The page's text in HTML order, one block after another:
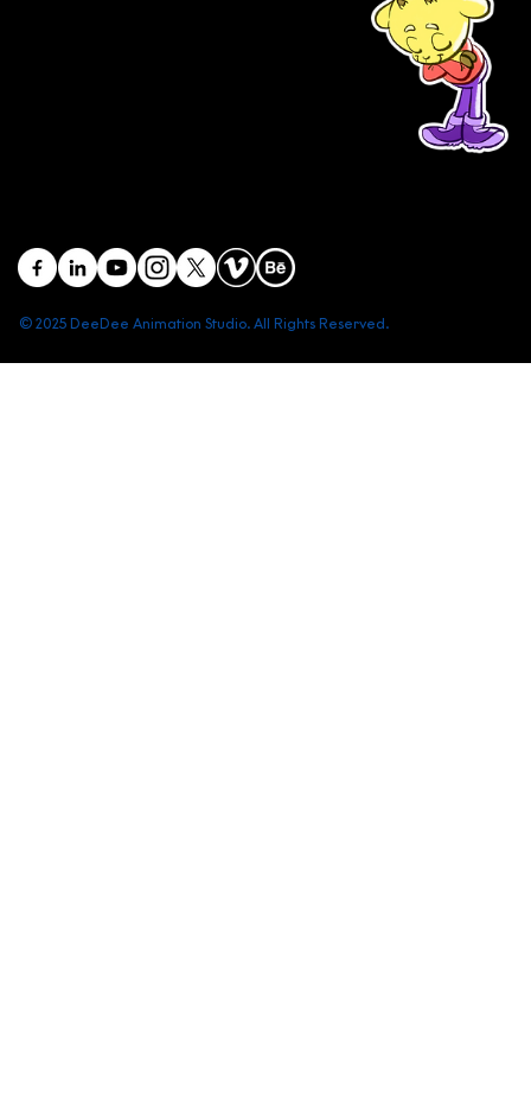
© 2025 DeeDee Animation Studio. All Rights Reserved.
Head office: Central Point Bld., No. 219 Trung Kinh Str.,
Branch office: SGR Bld., No. 167 -169 Dien Bien Phu Str.,